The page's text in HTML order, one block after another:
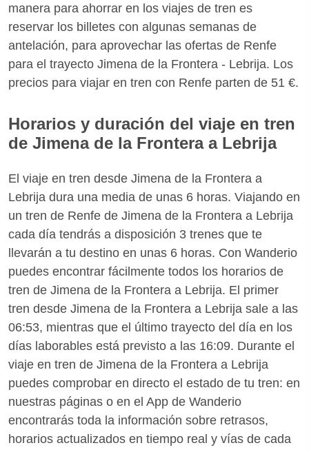
manera para ahorrar en los viajes de tren es
reservar los billetes con algunas semanas de
antelación, para aprovechar las ofertas de Renfe
para el trayecto Jimena de la Frontera - Lebrija. Los
precios para viajar en tren con Renfe parten de 51 €.
Horarios y duración del viaje en tren
de Jimena de la Frontera a Lebrija
El viaje en tren desde Jimena de la Frontera a
Lebrija dura una media de unas 6 horas. Viajando en
un tren de Renfe de Jimena de la Frontera a Lebrija
cada día tendrás a disposición 3 trenes que te
llevarán a tu destino en unas 6 horas. Con Wanderio
puedes encontrar fácilmente todos los horarios de
tren de Jimena de la Frontera a Lebrija. El primer
tren desde Jimena de la Frontera a Lebrija sale a las
06:53, mientras que el último trayecto del día en los
días laborables está previsto a las 16:09. Durante el
viaje en tren de Jimena de la Frontera a Lebrija
puedes comprobar en directo el estado de tu tren: en
nuestras páginas o en el App de Wanderio
encontrarás toda la información sobre retrasos,
horarios actualizados en tiempo real y vías de cada